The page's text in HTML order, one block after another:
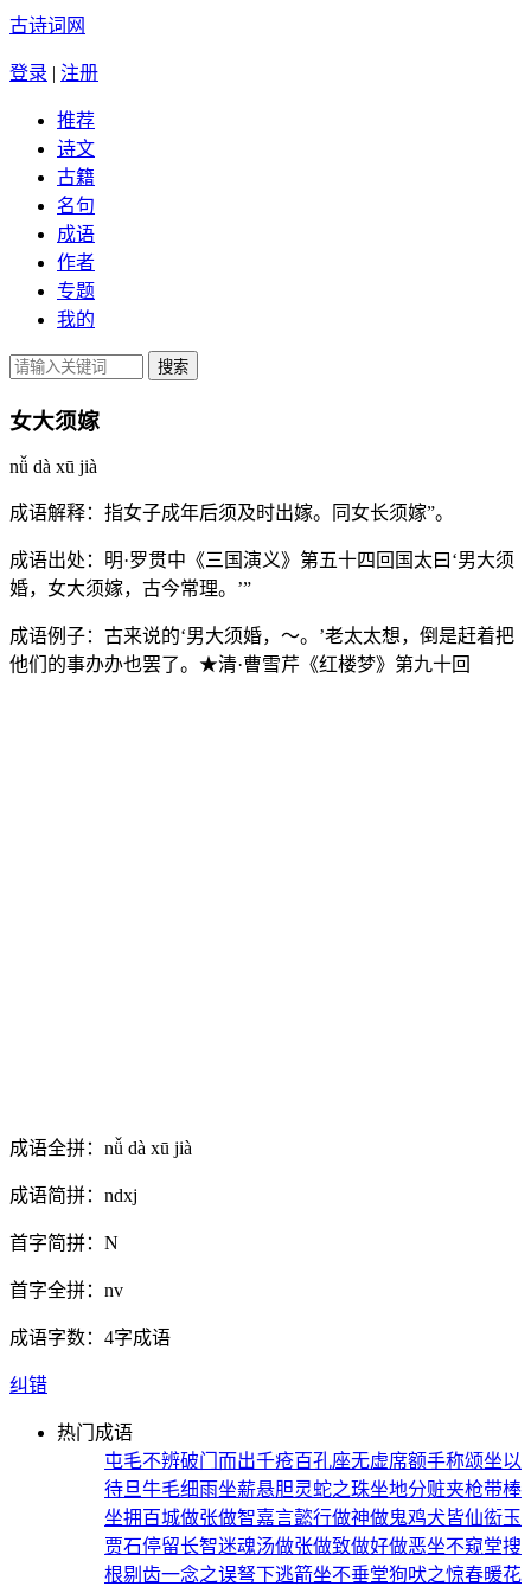
古诗词网
登录 | 注册
推荐
诗文
古籍
名句
成语
作者
专题
我的
女大须嫁
nǚ dà xū jià
成语解释： 指女子成年后须及时出嫁。同女长须嫁”。
成语出处： 明·罗贯中《三国演义》第五十四回国太曰‘男大须
婚，女大须嫁，古今常理。’”
成语例子： 古来说的‘男大须婚，～。’老太太想，倒是赶着把
他们的事办办也罢了。★清·曹雪芹《红楼梦》第九十回
成语全拼： nǚ dà xū jià
成语简拼： ndxj
首字简拼： N
首字全拼： nv
成语字数： 4字成语
纠错
热门成语
屯毛不辨破门而出千疮百孔座无虚席额手称颂坐以
待旦牛毛细雨坐薪悬胆灵蛇之珠坐地分赃夹枪带棒
坐拥百城做张做智嘉言懿行做神做鬼鸡犬皆仙衒玉
贾石停留长智迷魂汤做张做致做好做恶坐不窥堂搜
根剔齿一念之误弩下逃箭坐不垂堂狗吠之惊春暖花